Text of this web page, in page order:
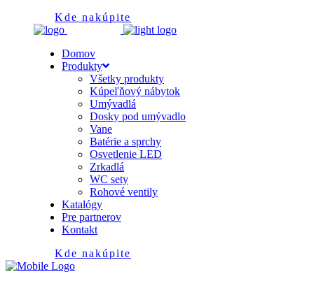
Kde nakúpite
Domov
Produkty
Všetky produkty
Kúpeľňový nábytok
Umývadlá
Dosky pod umývadlo
Vane
Batérie a sprchy
Osvetlenie LED
Zrkadlá
WC sety
Rohové ventily
Katalógy
Pre partnerov
Kontakt
Kde nakúpite